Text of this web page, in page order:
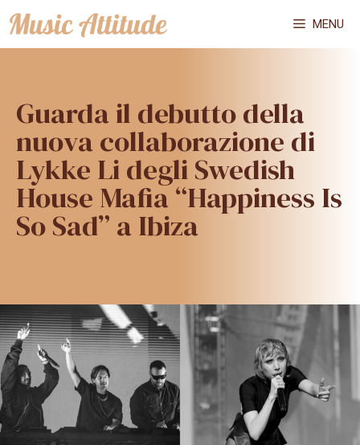
Vai
al
MENU
Guarda il debutto della
nuova collaborazione di
Lykke Li degli Swedish
House Mafia “Happiness Is
So Sad” a Ibiza